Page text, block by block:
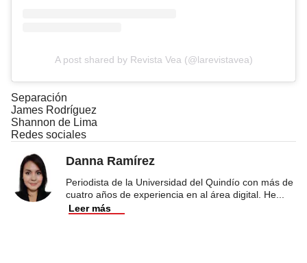
A post shared by Revista Vea (@larevistavea)
Separación
James Rodríguez
Shannon de Lima
Redes sociales
Danna Ramírez
Periodista de la Universidad del Quindío con más de
cuatro años de experiencia en al área digital. He
Leer más